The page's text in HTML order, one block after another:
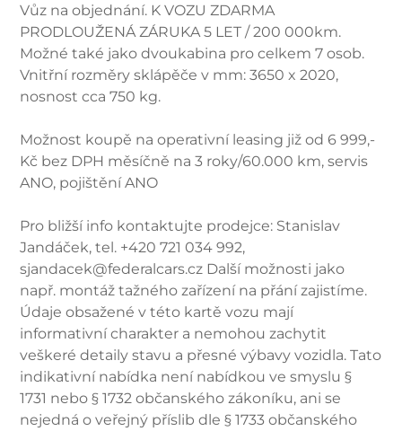
Vůz na objednání. K VOZU ZDARMA
PRODLOUŽENÁ ZÁRUKA 5 LET / 200 000km.
Možné také jako dvoukabina pro celkem 7 osob.
Vnitřní rozměry sklápěče v mm: 3650 x 2020,
nosnost cca 750 kg.
Možnost koupě na operativní leasing již od 6 999,-
Kč bez DPH měsíčně na 3 roky/60.000 km, servis
ANO, pojištění ANO
Pro bližší info kontaktujte prodejce: Stanislav
Jandáček, tel. +420 721 034 992,
sjandacek@federalcars.cz Další možnosti jako
např. montáž tažného zařízení na přání zajistíme.
Údaje obsažené v této kartě vozu mají
informativní charakter a nemohou zachytit
veškeré detaily stavu a přesné výbavy vozidla. Tato
indikativní nabídka není nabídkou ve smyslu §
1731 nebo § 1732 občanského zákoníku, ani se
nejedná o veřejný příslib dle § 1733 občanského